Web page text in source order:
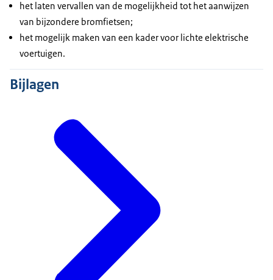
het laten vervallen van de mogelijkheid tot het aanwijzen
van bijzondere bromfietsen;
het mogelijk maken van een kader voor lichte elektrische
voertuigen.
Bijlagen